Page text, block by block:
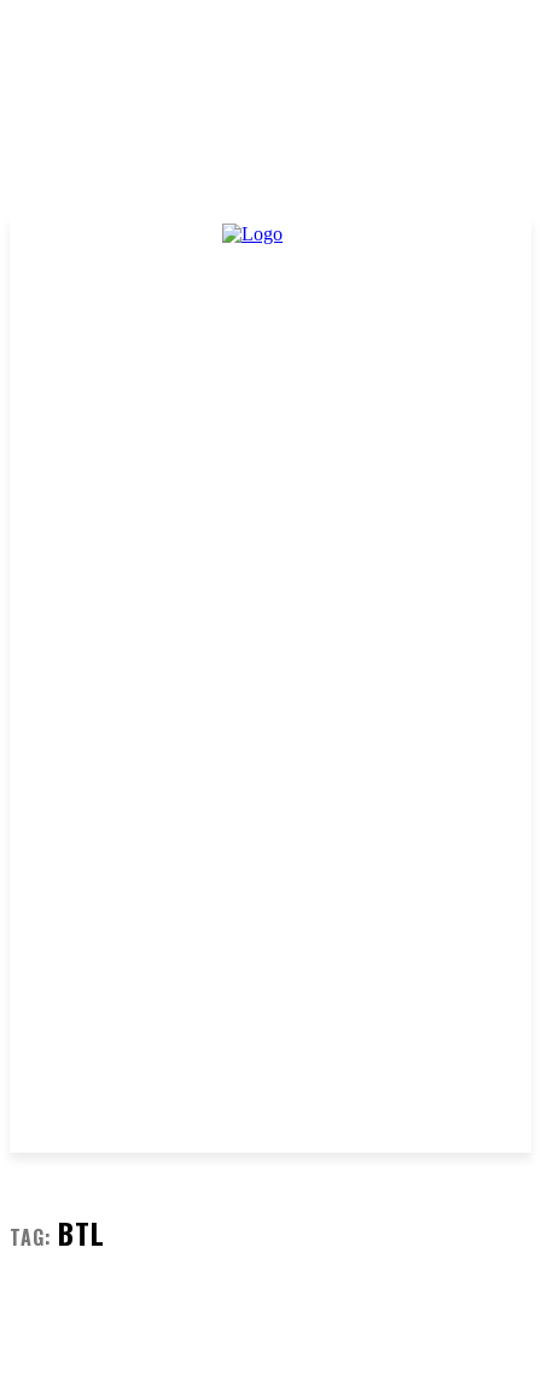
TAG: BTL